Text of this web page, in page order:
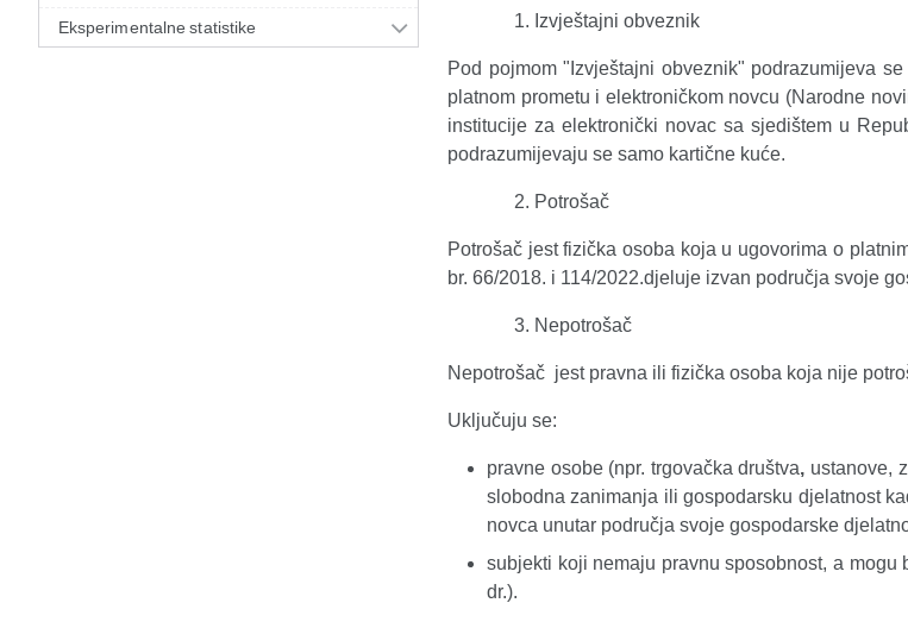
Eksperimentalne statistike Izvještajni obveznik
Pod pojmom "Izvještajni obveznik" podrazumijeva
platnom prometu i elektroničkom novcu (Narodne
institucije za elektronički novac sa sjedištem u
podrazumijevaju se samo kartične kuće.
Potrošač
Potrošač jest fizička osoba koja u ugovorima o
br. 66/2018. i 114/2022.djeluje izvan područja svoje
Nepotrošač
Nepotrošač jest pravna ili fizička osoba koja nije
Uključuju se:
pravne osobe (npr. trgovačka društva, ustanove,
slobodna zanimanja ili gospodarsku djelatnost
novca unutar područja svoje gospodarske
subjekti koji nemaju pravnu sposobnost, a
dr.).